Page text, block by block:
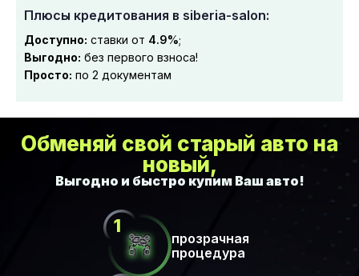
Плюсы кредитования в siberia-salon:
Доступно: ставки от 4.9%;
Выгодно: без первого взноса!
Просто: по 2 документам
Обменяй свой старый авто на
новый,
прозрачная
процедура